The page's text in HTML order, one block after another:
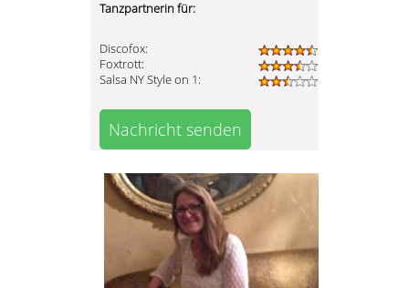
Tanzpartnerin für:
Discofox:
Foxtrott:
Salsa NY Style on 1:
Nachricht senden